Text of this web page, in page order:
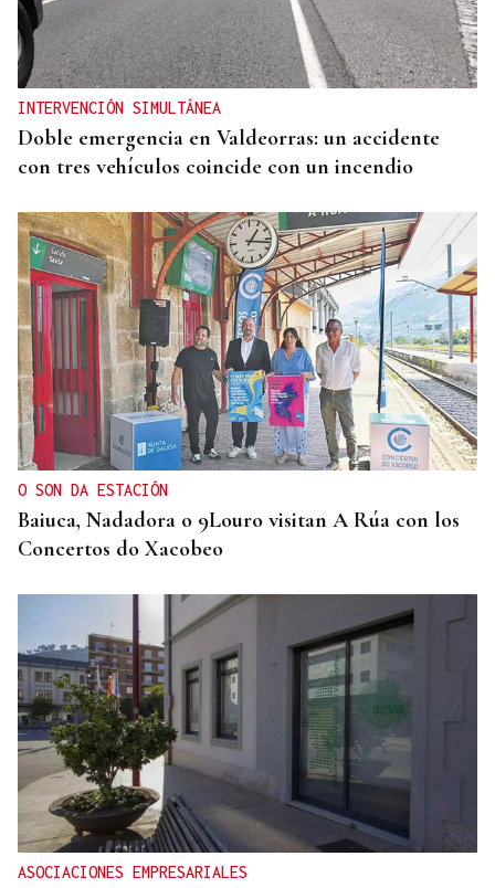
INTERVENCIÓN SIMULTÁNEA
Doble emergencia en Valdeorras: un accidente
con tres vehículos coincide con un incendio
O SON DA ESTACIÓN
Baiuca, Nadadora o 9Louro visitan A Rúa con los
Concertos do Xacobeo
ASOCIACIONES EMPRESARIALES